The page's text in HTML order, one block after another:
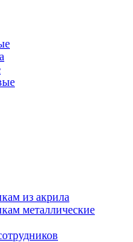
из акрила
металлические